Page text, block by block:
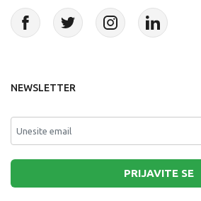
NEWSLETTER
PRIJAVITE SE